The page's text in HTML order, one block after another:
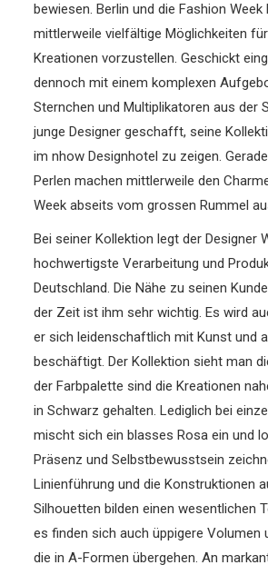
bewiesen. Berlin und die Fashion Week
mittlerweile vielfältige Möglichkeiten
Kreationen vorzustellen. Geschickt
dennoch mit einem komplexen
Sternchen und Multiplikatoren aus der
junge Designer geschafft, seine
im nhow Designhotel zu zeigen.
Perlen machen mittlerweile den
Week abseits vom grossen Rummel
Bei seiner Kollektion legt der Designer
hochwertigste Verarbeitung und
Deutschland. Die Nähe zu seinen
der Zeit ist ihm sehr wichtig. Es wird
er sich leidenschaftlich mit Kunst und
beschäftigt. Der Kollektion sieht man
der Farbpalette sind die Kreationen
in Schwarz gehalten. Lediglich bei
mischt sich ein blasses Rosa ein und
Präsenz und Selbstbewusstsein
Linienführung und die Konstruktionen
Silhouetten bilden einen wesentlichen
es finden sich auch üppigere Volumen
die in A-Formen übergehen. An